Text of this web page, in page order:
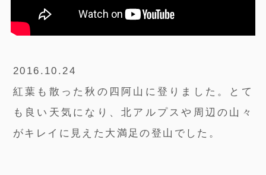
2016.10.24
紅葉も散った秋の四阿山に登りました。とて
も良い天気になり、北アルプスや周辺の山々
がキレイに見えた大満足の登山でした。